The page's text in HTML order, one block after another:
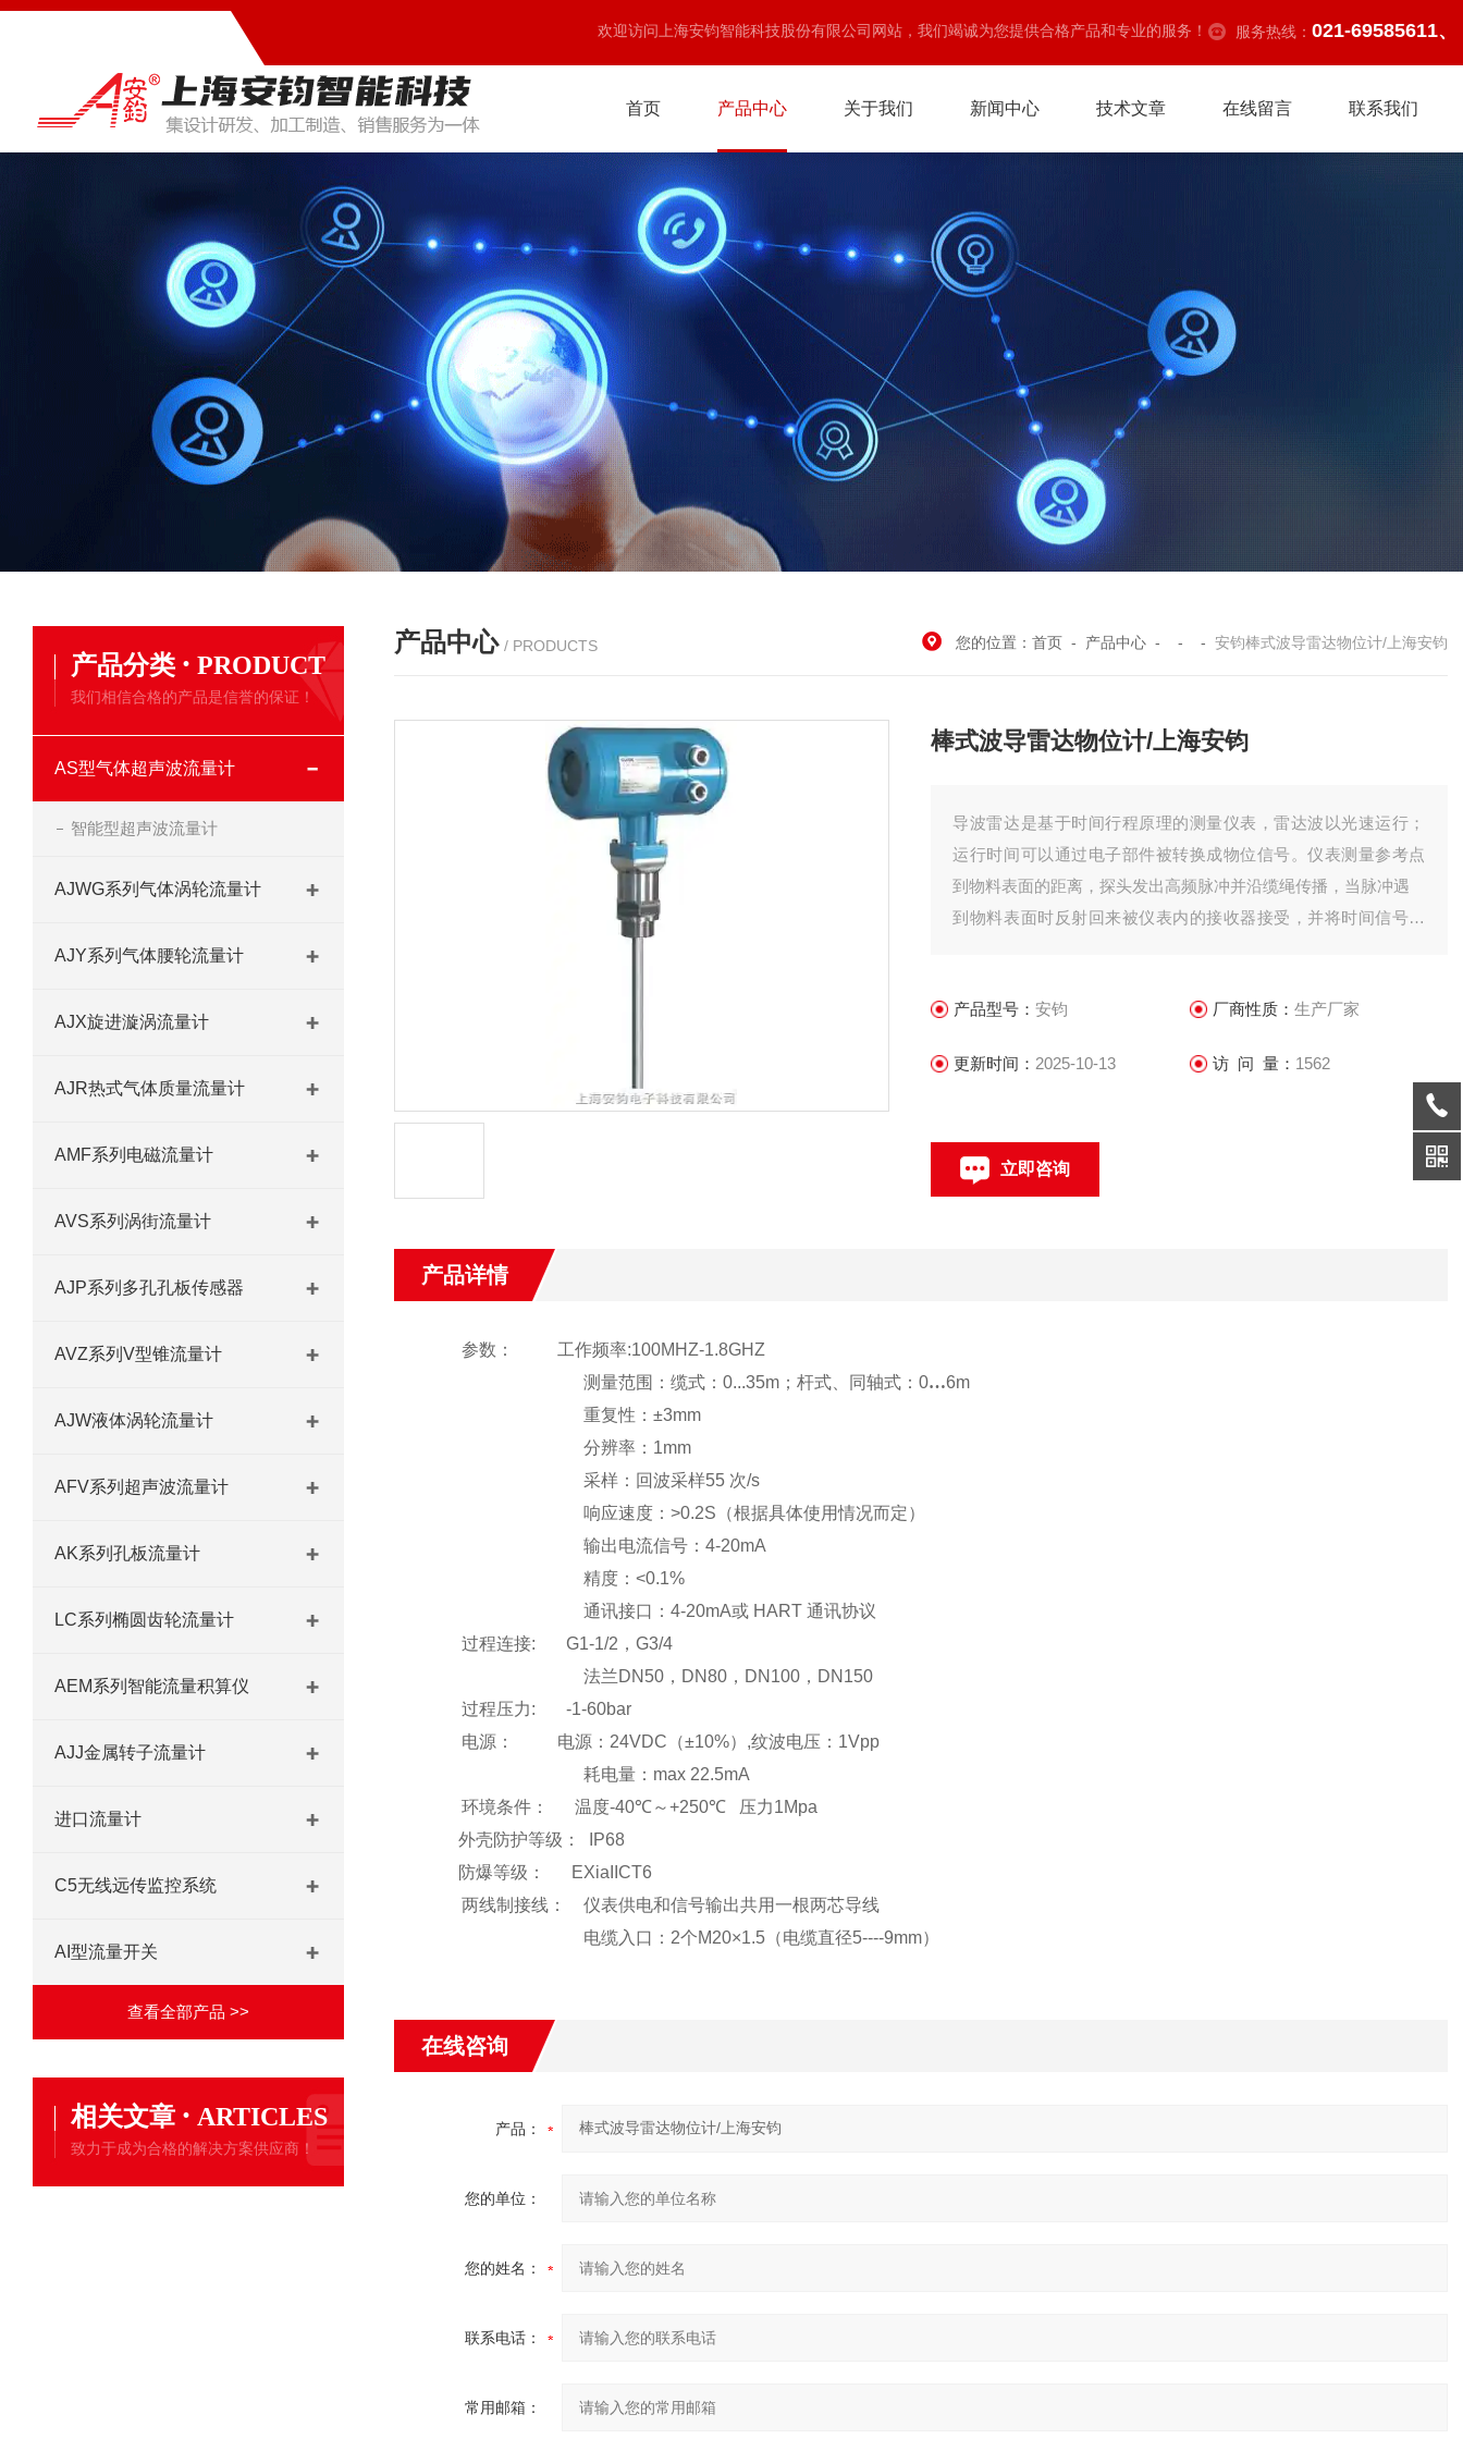
欢迎访问上海安钧智能科技股份有限公司网站，我们竭诚为您提供合格产品和专业的服务！ 服务热线： 021-69585611、
首页 产品中心 关于我们 新闻中心 技术文章 在线留言 联系我们
产品分类 · PRODUCT
我们相信合格的产品是信誉的保证！
AS型气体超声波流量计
智能型超声波流量计
AJWG系列气体涡轮流量计
AJY系列气体腰轮流量计
AJX旋进漩涡流量计
AJR热式气体质量流量计
AMF系列电磁流量计
AVS系列涡街流量计
AJP系列多孔孔板传感器
AVZ系列V型锥流量计
AJW液体涡轮流量计
AFV系列超声波流量计
AK系列孔板流量计
LC系列椭圆齿轮流量计
AEM系列智能流量积算仪
AJJ金属转子流量计
进口流量计
C5无线远传监控系统
AI型流量开关
查看全部产品 >>
相关文章 · ARTICLES
致力于成为合格的解决方案供应商！
产品中心 / PRODUCTS 您的位置： 首页 - 产品中心 - - - 安钧棒式波导雷达物位计/上海安钧
棒式波导雷达物位计/上海安钧
导波雷达是基于时间行程原理的测量仪表，雷达波以光速运行；
运行时间可以通过电子部件被转换成物位信号。仪表测量参考点
到物料表面的距离，探头发出高频脉冲并沿缆绳传播，当脉冲遇
到物料表面时反射回来被仪表内的接收器接受，并将时间信号转
产品型号：安钧 厂商性质： 生产厂家
更新时间： 2025-10-13 访 问 量： 1562
立即咨询
产品详情
参数： 工作频率:100MHZ-1.8GHZ
测量范围：缆式： 0...35m；杆式、同轴式： 0…6m
重复性：±3mm
分辨率： 1mm
采样：回波采样55 次/s
响应速度： >0.2S （根据具体使用情况而定）
输出电流信号： 4-20mA
精度： <0.1%
通讯接口： 4-20mA或 HART 通讯协议
过程连接: G1-1/2 ， G3/4
法兰DN50， DN80， DN100， DN150
过程压力:
-1-60bar
电源：
电源： 24VDC（±10%）,纹波电压： 1Vpp
耗电量： max 22.5mA
环境条件：
温度-40℃～+250℃ 压力1Mpa
外壳防护等级：
IP68
防爆等级：
EXiaIICT6
两线制接线：
仪表供电和信号输出共用一根两芯导线
电缆入口： 2个M20×1.5（电缆直径5----9mm）
在线咨询
产品：
您的单位：
您的姓名：
联系电话：
常用邮箱：